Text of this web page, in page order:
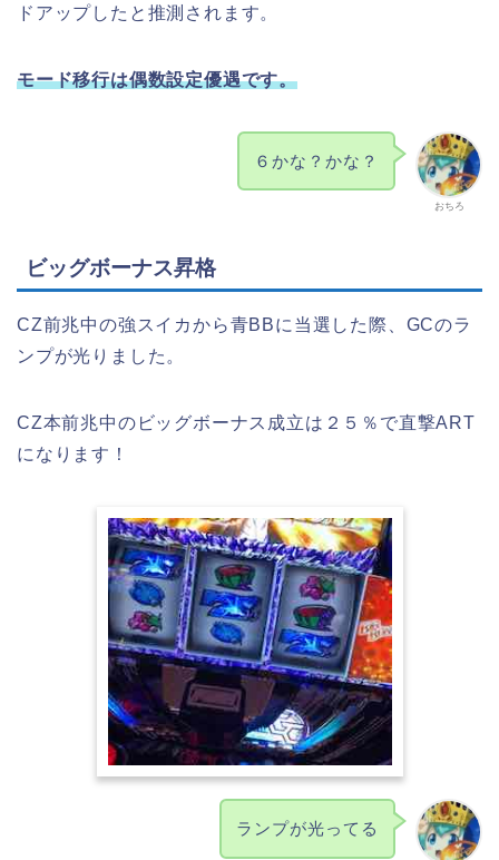
ドアップしたと推測されます。
モード移行は偶数設定優遇です。
おちろ
６かな？かな？
ビッグボーナス昇格
CZ前兆中の強スイカから青BBに当選した際、GCのラ
ンプが光りました。
CZ本前兆中のビッグボーナス成立は２５％で直撃ART
になります！
ランプが光ってる